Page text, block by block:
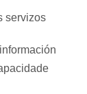
servizos